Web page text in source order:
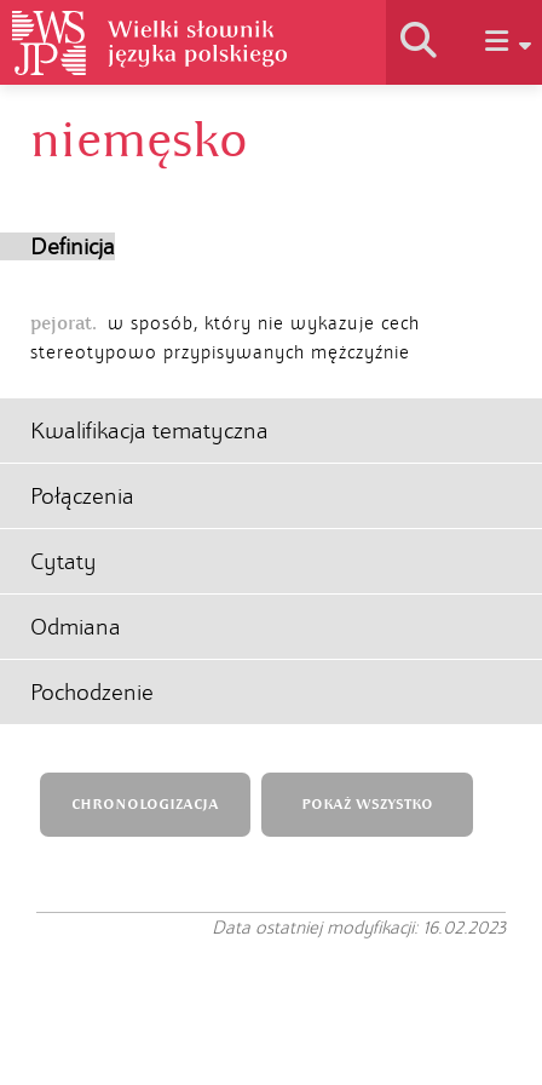
Historia słownika
niemęsko
Definicja
pejorat.
w sposób, który nie wykazuje cech
stereotypowo przypisywanych mężczyźnie
Kwalifikacja tematyczna
Połączenia
Cytaty
Odmiana
Pochodzenie
CHRONOLOGIZACJA POKAŻ WSZYSTKO
Data ostatniej modyfikacji: 16.02.2023